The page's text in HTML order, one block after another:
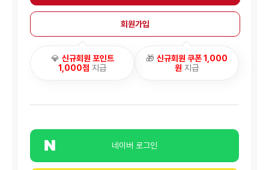
회원가입
💎 신규회원 포인트
1,000점 지급
🎁 신규회원 쿠폰 1,000
원 지급
네이버 로그인